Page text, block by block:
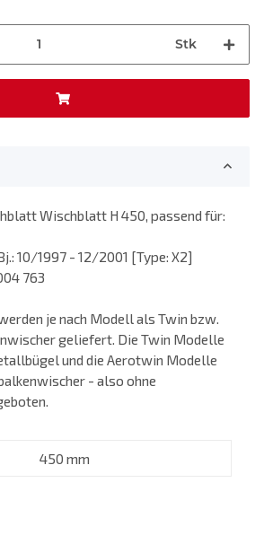
Stk
Wischblatt H 450, passend für:
10/1997 - 12/2001 [Type: X2]
763
je nach Modell als Twin bzw.
geliefert. Die Twin Modelle
und die Aerotwin Modelle
- also ohne
450 mm